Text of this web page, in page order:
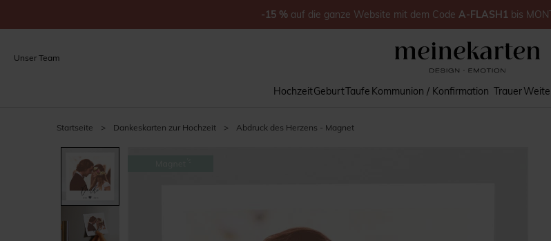
Unser Team
HochzeitGeburtTaufe Kommunion / Konfirmation Trauer
Startseite > Dankeskarten zur Hochzeit > Abdruck des Herzens - Magnet
-15 % auf die ganze Website mit dem Code A-FLASH1 bis